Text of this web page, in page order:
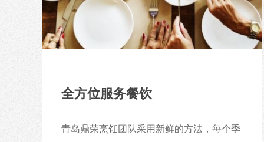
全方位服务餐饮
青岛鼎荣烹饪团队采用新鲜的方法，每个季